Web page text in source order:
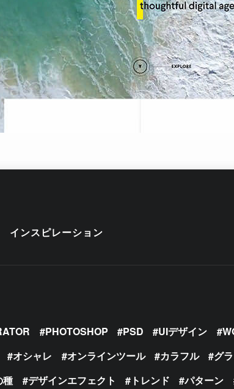
インスピレーション
PHOTOSHOP PSD UIデザイン
オシャレ オンラインツール カラフル グ
種 デザインエフェクト トレンド パターン